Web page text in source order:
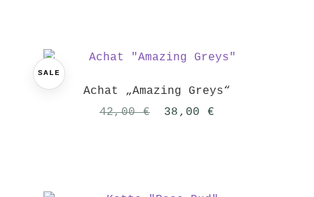
SALE
Achat „Amazing Greys“
42,00€
Ursprünglicher
38,00 €